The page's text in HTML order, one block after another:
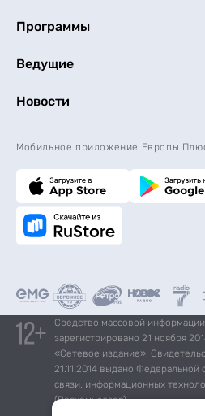
Программы
Ведущие
Новости
Мобильное приложение Европы
Средство массовой
зарегистрировано 21 ноября
«Сетевое издание».
21.11.2014 выдано
связи, информационных
(Роскомнадзор).